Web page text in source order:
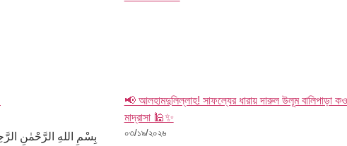
📢 আলহামদুলিল্লাহ! সাফল্যের ধারায় দারুল উলূম বালিপাড়া
মাদ্রাসা 🕌✨
০৩/১৯/২০২৬